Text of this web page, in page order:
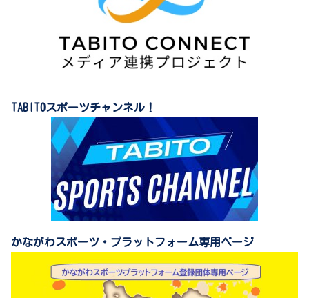
TABITOスポーツチャンネル！
かながわスポーツ・プラットフォーム専用ページ